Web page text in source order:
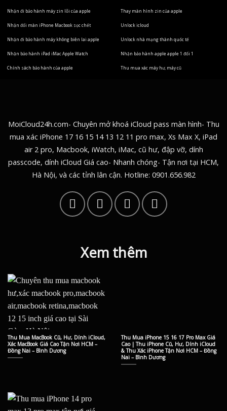
Nhận đi bảo hành máy zin lỗi của apple
Nhận đổi màn iPhone Macbook sọc chết
Nhận đi bảo hành máy không biên lai apple
Nhận bảo hành iPad iMac Apple Watch
Chính sách bảo hành của apple
Thay màn hình zin của apple
Unlock icloud
Unlock nhà mạng thành quốc tế
Nhận bảo hành apple apple 1 đổi 1
Thu mua xác máy hư, máy cũ
MoiCloud24h.com- Chuyên mở khoá iCloud pass màn hình- Thu
mua xác iPhone 17 16 15 14 13 12 11 pro max, Xs Max X, iPad
air 2 pro, Macbook, iWatch, iMac, cũ hư, đập vỡ, dính
passcode, dính iCloud Giá cao- Nhanh chóng- Tận nơi tại HCM,
Hà Nội, và các tỉnh lân cận. Hotline: 0901.656.982
Xem thêm
Thu Mua MacBook Cũ, Hư, Dính iCloud,
Xác MacBook Giá Cao Tận Nơi HCM –
Đồng Nai – Bình Dương
Thu Mua iPhone 15 16 17 Pro Max Giá
Cao | Thu iPhone Cũ, Hư, Dính iCloud
& Thu Xác iPhone Tận Nơi HCM – Đồng
Nai – Bình Dương